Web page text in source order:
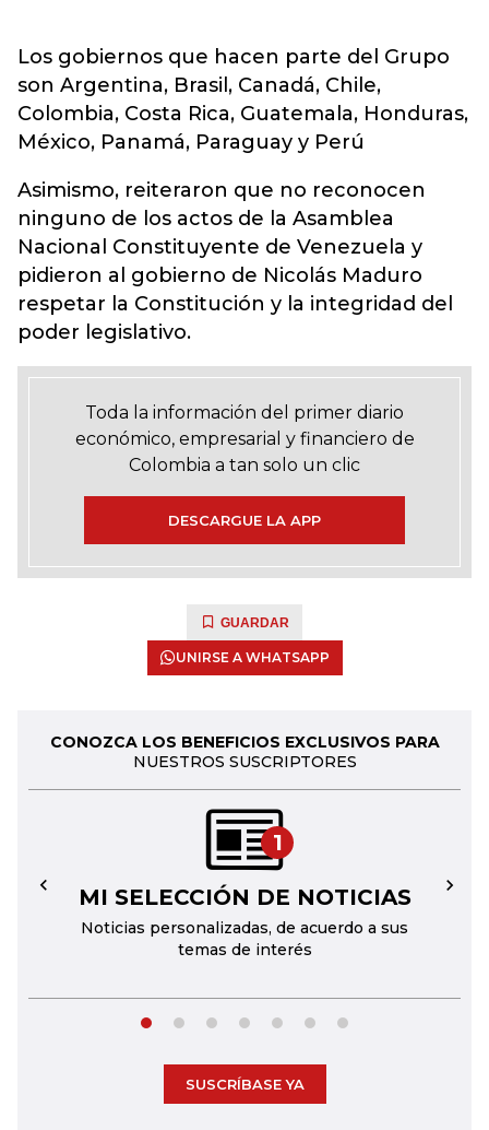
Los gobiernos que hacen parte del Grupo
son Argentina, Brasil, Canadá, Chile,
Colombia, Costa Rica, Guatemala, Honduras,
México, Panamá, Paraguay y Perú
Asimismo, reiteraron que no reconocen
ninguno de los actos de la Asamblea
Nacional Constituyente de Venezuela y
pidieron al gobierno de Nicolás Maduro
respetar la Constitución y la integridad del
poder legislativo.
Toda la información del primer diario
económico, empresarial y financiero de
Colombia a tan solo un clic
DESCARGUE LA APP
GUARDAR
UNIRSE A WHATSAPP
CONOZCA LOS BENEFICIOS EXCLUSIVOS PARA
NUESTROS SUSCRIPTORES
1
MI SELECCIÓN DE NOTICIAS
Noticias personalizadas, de acuerdo a sus
temas de interés
← →
SUSCRÍBASE YA